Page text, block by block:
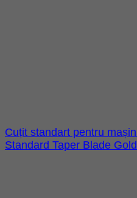
Cuțit standart pentru
Standard Taper Blade